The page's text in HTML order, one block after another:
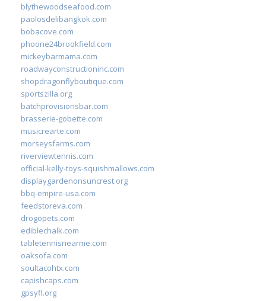
blythewoodseafood.com
paolosdelibangkok.com
bobacove.com
phoone24brookfield.com
mickeybarmama.com
roadwayconstructioninc.com
shopdragonflyboutique.com
sportszilla.org
batchprovisionsbar.com
brasserie-gobette.com
musicrearte.com
morseysfarms.com
riverviewtennis.com
official-kelly-toys-squishmallows.com
displaygardenonsuncrest.org
bbq-empire-usa.com
feedstoreva.com
drogopets.com
ediblechalk.com
tabletennisnearme.com
oaksofa.com
soultacohtx.com
capishcaps.com
gpsyfl.org